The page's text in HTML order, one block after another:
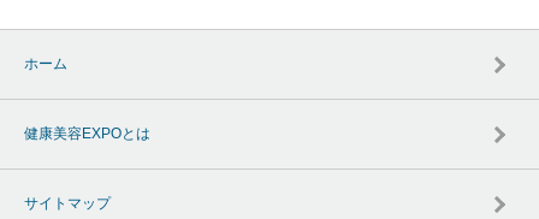
ホーム
健康美容EXPOとは
サイトマップ